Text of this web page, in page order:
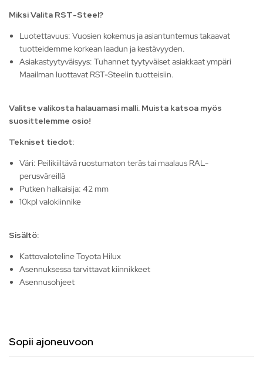
Miksi Valita RST-Steel?
Luotettavuus: Vuosien kokemus ja asiantuntemus takaavat
tuotteidemme korkean laadun ja kestävyyden.
Asiakastyytyväisyys: Tuhannet tyytyväiset asiakkaat ympäri
Maailman luottavat RST-Steelin tuotteisiin.
Valitse valikosta halauamasi malli. Muista katsoa myös
suosittelemme osio!
Tekniset tiedot:
Väri: Peilikiiltävä ruostumaton teräs tai maalaus RAL-
perusväreillä
Putken halkaisija: 42 mm
10kpl valokiinnike
Sisältö:
Kattovaloteline Toyota Hilux
Asennuksessa tarvittavat kiinnikkeet
Asennusohjeet
Sopii ajoneuvoon